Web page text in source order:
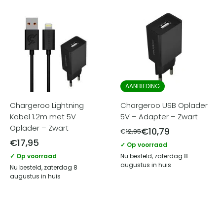
Chargeroo Lightning
Kabel 1.2m met 5V
Oplader – Zwart
€17,95
✓ Op voorraad
Nu besteld, zaterdag 8
augustus in huis
AANBIEDING
Chargeroo USB Oplader
5V – Adapter – Zwart
€12,95€10,79
✓ Op voorraad
Nu besteld, zaterdag 8
augustus in huis